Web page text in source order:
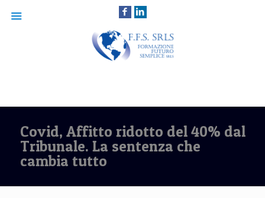
Covid, Affitto ridotto del 40% dal
Tribunale. La sentenza che
cambia tutto